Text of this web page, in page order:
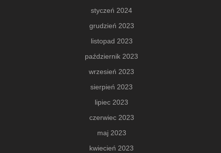
styczeń 2024
grudzień 2023
listopad 2023
październik 2023
wrzesień 2023
sierpień 2023
lipiec 2023
czerwiec 2023
maj 2023
kwiecień 2023